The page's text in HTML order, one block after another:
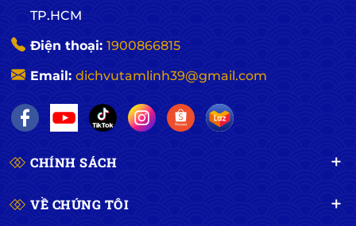
TP.HCM
Điện thoại: 1900866815
Email: dichvutamlinh39@gmail.com
CHÍNH SÁCH
VỀ CHÚNG TÔI